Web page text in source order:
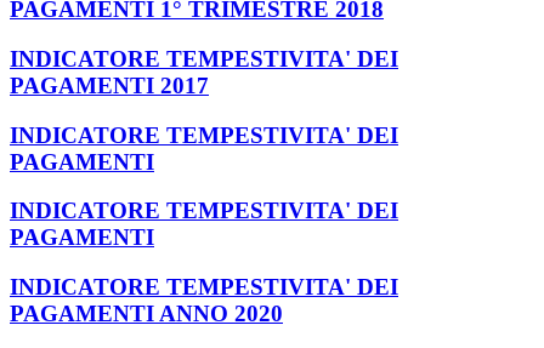
PAGAMENTI 1° TRIMESTRE 2018
INDICATORE TEMPESTIVITA' DEI
PAGAMENTI 2017
INDICATORE TEMPESTIVITA' DEI
PAGAMENTI
INDICATORE TEMPESTIVITA' DEI
PAGAMENTI
INDICATORE TEMPESTIVITA' DEI
PAGAMENTI ANNO 2020